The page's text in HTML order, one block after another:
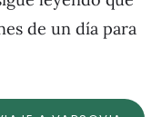
de un día para